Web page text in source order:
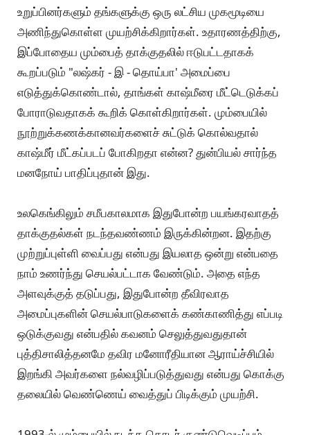
உறுப்பினர்களும் தங்களுக்கு ஒரு லட்சிய முகமூடியை
அணிந்துகொள்ள முயற்சிக்கிறார்கள். உதாரணத்திற்கு,
இப்போதைய மும்பைத் தாக்குதலில் ஈடுபட்டதாகக்
கூறப்படும் "லஷ்கர் - இ - தொய்பா' அமைப்பை
எடுத்துக்கொண்டால், தாங்கள் காஷ்மீரை மீட்டெடுக்கப்
போராடுவதாகக் கூறிக் கொள்கிறார்கள். மும்பையில்
நூற்றுக்கணக்கானவர்களைச் சுட்டுக் கொல்வதால்
காஷ்மீர் மீட்கப்படப் போகிறதா என்ன? துன்பியல் சார்ந்த
மனநோய் பாதிப்புதான் இது.
உலகெங்கிலும் சமீபகாலமாக இதுபோன்ற பயங்கரவாதத்
தாக்குதல்கள் நடந்தவண்ணம் இருக்கின்றன. இதற்கு
முற்றுப்புள்ளி வைப்பது என்பது இயலாத ஒன்று என்பதை
நாம் உணர்ந்து செயல்பட்டாக வேண்டும். அதை எந்த
அளவுக்குத் தடுப்பது, இதுபோன்ற தீவிரவாத
அமைப்புகளின் செயல்பாடுகளைக் கண்காணித்து எப்படி
ஒடுக்குவது என்பதில் கவனம் செலுத்துவதுதான்
புத்திசாலித்தனமே தவிர மனோரீதியான ஆராய்ச்சியில்
இறங்கி அவர்களை நல்வழிப்படுத்துவது என்பது கொக்கு
தலையில் வெண்ணெய் வைத்துப் பிடிக்கும் முயற்சி.